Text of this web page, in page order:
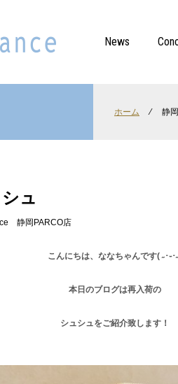
News
ホーム ⁄ 静
ュ
静岡PARCO店
こんにちは、ななちゃんです( ˶･֊･
本日のブログは再入荷の
シュシュをご紹介致します！